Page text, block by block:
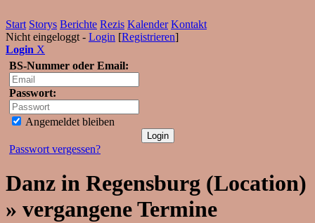
Start Storys Berichte Rezis Kalender Kontakt
Nicht eingeloggt - Login [Registrieren]
Login X
BS-Nummer oder Email:
Passwort:
Angemeldet bleiben
Passwort vergessen?
Danz in Regensburg (Location)
» vergangene Termine